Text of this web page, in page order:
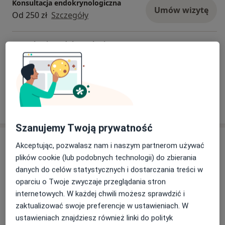
certyfikowanych kursach. Jestem autorką publikacji
badawczo-dydaktyczny w Katedrze i Klinice Chorób
Wewnętrznych, Autoimmunologicznych i
Metabolicznych, dzieląc się swoją wiedzą i
doświadczeniem z młodymi adeptami medycyny.
Wykonuję badania diagnostyczne takie jak USG
gruczołu tarczowego, przytarczyc, jamy brzusznej oraz
klatki piersiowej w protokołach FAST i POC.
Konsultacja endokrynologiczna
Od 250 zł Szczegóły Umów wizytę
Konsultacja endokrynologiczna +
USG
Od 300 zł Szczegóły
W jaki sposób ustalane są ceny?
Adres
Premium Gabinety Lekarskie
Kijowska 15,40-753 Katowice
Powiększ mapęotwiera się w nowej karcie
Szanujemy Twoją prywatność
Akceptując, pozwalasz nam i naszym partnerom używać
plików cookie (lub podobnych technologii) do zbierania
danych do celów statystycznych i dostarczania treści w
oparciu o Twoje zwyczaje przeglądania stron
internetowych. W każdej chwili możesz sprawdzić i
zaktualizować swoje preferencje w ustawieniach. W
ustawieniach znajdziesz również linki do polityk